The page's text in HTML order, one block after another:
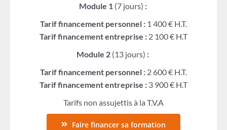
Module 1 (7 jours) :
Tarif financement personnel : 1 400 € H.T.
Tarif financement entreprise : 2 100 € H.T
Module 2 (13 jours) :
Tarif financement personnel : 2 600 € H.T.
Tarif financement entreprise : 3 900 € H.T
Tarifs non assujettis à la T.V.A
Faire financer sa formation